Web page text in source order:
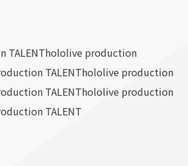
TALENThololive production
TALENThololive production
TALENThololive production
TALENT